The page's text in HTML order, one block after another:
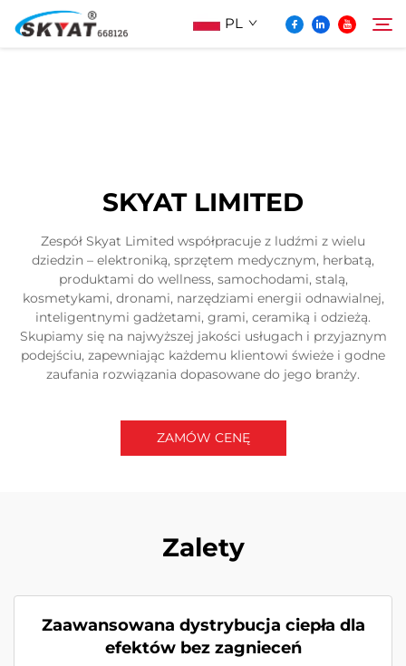
PL
Wideo I Zastosowanie
Projektowanie
Skontaktuj się z nami
SKYAT LIMITED
Zespół Skyat Limited współpracuje z ludźmi z wielu
dziedzin – elektroniką, sprzętem medycznym, herbatą,
produktami do wellness, samochodami, stalą,
kosmetykami, dronami, narzędziami energii odnawialnej,
inteligentnymi gadżetami, grami, ceramiką i odzieżą.
Skupiamy się na najwyższej jakości usługach i przyjaznym
podejściu, zapewniając każdemu klientowi świeże i godne
zaufania rozwiązania dopasowane do jego branży.
ZAMÓW CENĘ
Zalety
Zaawansowana dystrybucja ciepła dla
efektów bez zagnieceń